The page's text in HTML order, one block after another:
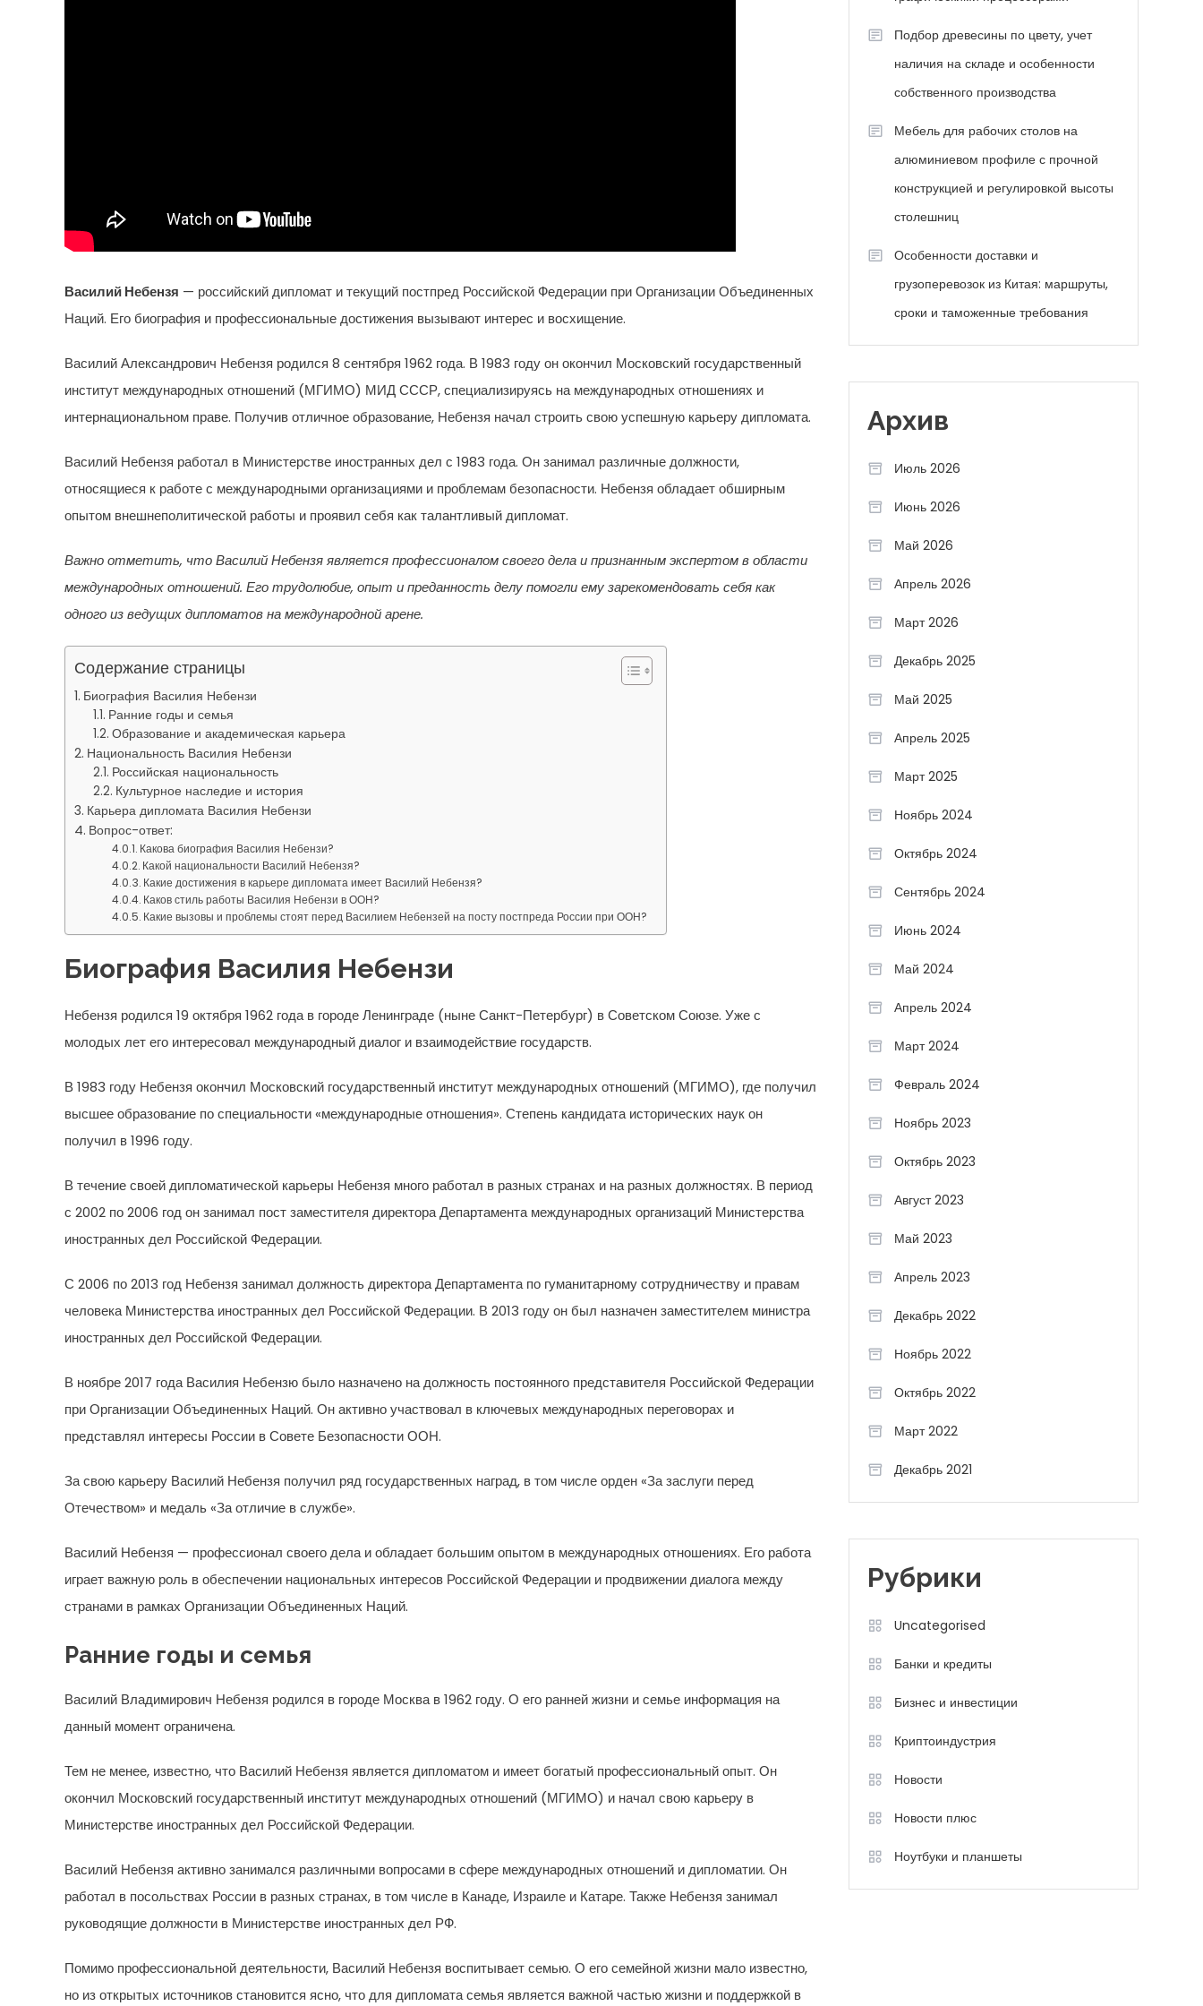
Василий Небензя — российский дипломат и текущий постпред Российской Федерации при Организации Объединенных
Наций. Его биография и профессиональные достижения вызывают интерес и восхищение.
Василий Александрович Небензя родился 8 сентября 1962 года. В 1983 году он окончил Московский государственный
институт международных отношений (МГИМО) МИД СССР, специализируясь на международных отношениях и
интернациональном праве. Получив отличное образование, Небензя начал строить свою успешную карьеру дипломата.
Василий Небензя работал в Министерстве иностранных дел с 1983 года. Он занимал различные должности,
относящиеся к работе с международными организациями и проблемам безопасности. Небензя обладает обширным
опытом внешнеполитической работы и проявил себя как талантливый дипломат.
Важно отметить, что Василий Небензя является профессионалом своего дела и признанным экспертом в области
международных отношений. Его трудолюбие, опыт и преданность делу помогли ему зарекомендовать себя как
одного из ведущих дипломатов на международной арене.
Содержание страницы
Биография Василия Небензи
Ранние годы и семья
Образование и академическая карьера
Национальность Василия Небензи
Российская национальность
Культурное наследие и история
Карьера дипломата Василия Небензи
Вопрос-ответ:
Какова биография Василия Небензи?
Какой национальности Василий Небензя?
Какие достижения в карьере дипломата имеет Василий Небензя?
Каков стиль работы Василия Небензи в ООН?
Какие вызовы и проблемы стоят перед Василием Небензей на посту постпреда России при ООН?
Биография Василия Небензи
Небензя родился 19 октября 1962 года в городе Ленинграде (ныне Санкт-Петербург) в Советском Союзе. Уже с
молодых лет его интересовал международный диалог и взаимодействие государств.
В 1983 году Небензя окончил Московский государственный институт международных отношений (МГИМО), где получил
высшее образование по специальности «международные отношения». Степень кандидата исторических наук он
получил в 1996 году.
В течение своей дипломатической карьеры Небензя много работал в разных странах и на разных должностях. В период
с 2002 по 2006 год он занимал пост заместителя директора Департамента международных организаций Министерства
иностранных дел Российской Федерации.
С 2006 по 2013 год Небензя занимал должность директора Департамента по гуманитарному сотрудничеству и правам
человека Министерства иностранных дел Российской Федерации. В 2013 году он был назначен заместителем министра
иностранных дел Российской Федерации.
В ноябре 2017 года Василия Небензю было назначено на должность постоянного представителя Российской Федерации
при Организации Объединенных Наций. Он активно участвовал в ключевых международных переговорах и
представлял интересы России в Совете Безопасности ООН.
За свою карьеру Василий Небензя получил ряд государственных наград, в том числе орден «За заслуги перед
Отечеством» и медаль «За отличие в службе».
Василий Небензя — профессионал своего дела и обладает большим опытом в международных отношениях. Его работа
играет важную роль в обеспечении национальных интересов Российской Федерации и продвижении диалога между
странами в рамках Организации Объединенных Наций.
Ранние годы и семья
Василий Владимирович Небензя родился в городе Москва в 1962 году. О его ранней жизни и семье информация на
данный момент ограничена.
Тем не менее, известно, что Василий Небензя является дипломатом и имеет богатый профессиональный опыт. Он
окончил Московский государственный институт международных отношений (МГИМО) и начал свою карьеру в
Министерстве иностранных дел Российской Федерации.
Василий Небензя активно занимался различными вопросами в сфере международных отношений и дипломатии. Он
работал в посольствах России в разных странах, в том числе в Канаде, Израиле и Катаре. Также Небензя занимал
руководящие должности в Министерстве иностранных дел РФ.
Помимо профессиональной деятельности, Василий Небензя воспитывает семью. О его семейной жизни мало известно,
но из открытых источников становится ясно, что для дипломата семья является важной частью жизни и поддержкой в
Подбор древесины по цвету, учет
наличия на складе и особенности
собственного производства
Мебель для рабочих столов на
алюминиевом профиле с прочной
конструкцией и регулировкой высоты
столешниц
Особенности доставки и
грузоперевозок из Китая: маршруты,
сроки и таможенные требования
Архив
Июль 2026
Июнь 2026
Май 2026
Апрель 2026
Март 2026
Декабрь 2025
Май 2025
Апрель 2025
Март 2025
Ноябрь 2024
Октябрь 2024
Сентябрь 2024
Июнь 2024
Май 2024
Апрель 2024
Март 2024
Февраль 2024
Ноябрь 2023
Октябрь 2023
Август 2023
Май 2023
Апрель 2023
Декабрь 2022
Ноябрь 2022
Октябрь 2022
Март 2022
Декабрь 2021
Рубрики
Uncategorised
Банки и кредиты
Бизнес и инвестиции
Криптоиндустрия
Новости
Новости плюс
Ноутбуки и планшеты